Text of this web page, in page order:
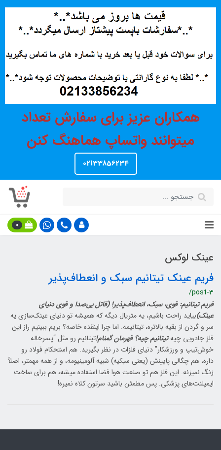
همکاران عزیز برای سفارش تعداد
میتوانند واتساپ هماهنگ کنن
02133856234
0
عینک لوکس
فریم عینک تیتانیم سبک و انعطاف‌پذیر
/post-3
فریم تیتانیم: قوی، سبک، انعطاف‌پذیر! (قاتل بی‌صدا و قوی دنیای
عینک)بیاید راحت باشیم، یه متریال دیگه که همیشه تو دنیای عینک‌سازی یه
سر و گردن از بقیه بالاتره، تیتانیمه. اما چرا اینقده خاصه؟ بریم ببینیم راز این
فلز جادویی چیه.تیتانیم چیه؟ قهرمان گمنام!تیتانیم رو مثل “پسرخاله
خوش‌تیپ و ورزشکار” دنیای فلزات در نظر بگیرید. هم استحکام فولاد رو
داره، هم چگالی پایینش (یعنی سبکیه) شبیه آلومینیومه، و از همه مهمتر، اصلاً
زنگ نمیزنه. این فلز هم تو صنعت هوا فضا استفاده میشه، هم برای ساخت
ایمپلنت‌های پزشکی. پس مطمئن باشید سرتون کلاه نمیره!